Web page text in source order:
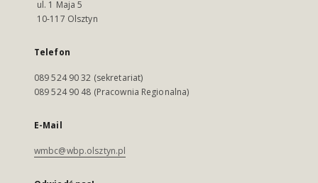
ul. 1 Maja 5
10-117 Olsztyn
Telefon
089 524 90 32 (sekretariat)
089 524 90 48 (Pracownia Regionalna)
E-Mail
wmbc@wbp.olsztyn.pl